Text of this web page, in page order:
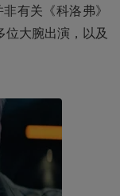
有关《科洛弗》
大腕出演，以及